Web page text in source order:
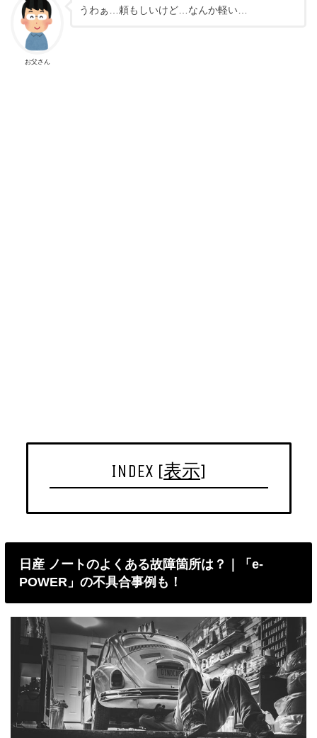
お父さん
うわぁ…頼もしいけど…なんか軽い…
INDEX [表示]
日産 ノートのよくある故障箇所は？｜「e-
POWER」の不具合事例も！